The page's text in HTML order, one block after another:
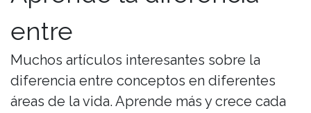
entre
Muchos artículos interesantes sobre la
diferencia entre conceptos en diferentes
áreas de la vida. Aprende más y crece cada